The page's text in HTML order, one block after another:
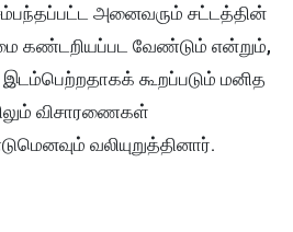
அனைவரும் சட்டத்தின்
கண்டறியப்பட வேண்டும் என்றும்,
இடம்பெற்றதாகக் கூறப்படும் மனித
விசாரணைகள்
வலியுறுத்தினார்.